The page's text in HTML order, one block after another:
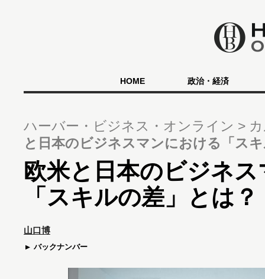
HOME 政治・経済
ハーバー・ビジネス・オンライン
と日本のビジネスマンにおける「ス
欧米と日本のビジネ
「スキルの差」とは？
山口博
バックナンバー